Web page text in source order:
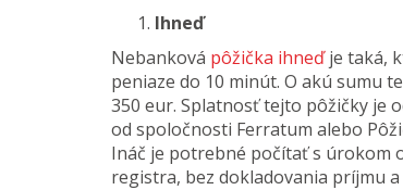
Ihneď
Nebanková pôžička ihneďje taká,
peniaze do 10 minút. O akú sumu
350 eur. Splatnosť tejto pôžičky je
od spoločnosti Ferratum alebo
Ináč je potrebné počítať s úrokom
registra, bez dokladovania príjmu